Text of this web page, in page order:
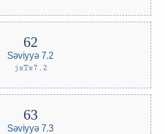
Səviyyə 7.2
jsTs7.2
Səviyyə 7.3